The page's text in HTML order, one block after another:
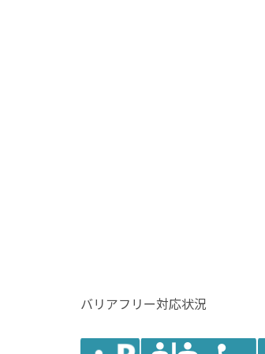
バリアフリー対応状況
障害者用 多目的トイレ